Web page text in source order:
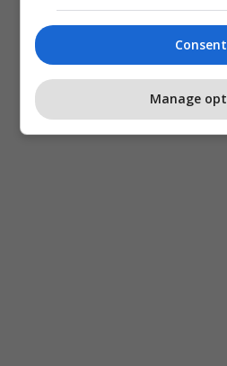
Consent
Manage